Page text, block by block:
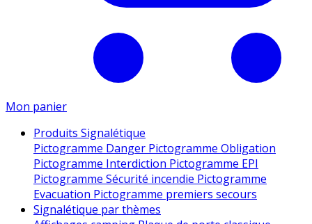
Mon panier
Produits Signalétique
Pictogramme Danger Pictogramme Obligation
Pictogramme Interdiction Pictogramme EPI
Pictogramme Sécurité incendie Pictogramme
Evacuation Pictogramme premiers secours
Signalétique par thèmes